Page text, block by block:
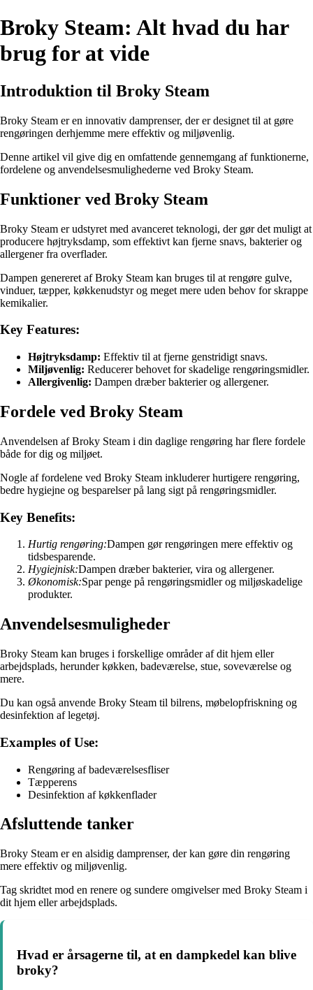
Broky Steam: Alt hvad du har
brug for at vide
Introduktion til Broky Steam
Broky Steam er en innovativ damprenser, der er designet til at gøre
rengøringen derhjemme mere effektiv og miljøvenlig.
Denne artikel vil give dig en omfattende gennemgang af funktionerne,
fordelene og anvendelsesmulighederne ved Broky Steam.
Funktioner ved Broky Steam
Broky Steam er udstyret med avanceret teknologi, der gør det muligt at
producere højtryksdamp, som effektivt kan fjerne snavs, bakterier og
allergener fra overflader.
Dampen genereret af Broky Steam kan bruges til at rengøre gulve,
vinduer, tæpper, køkkenudstyr og meget mere uden behov for skrappe
kemikalier.
Key Features:
Højtryksdamp: Effektiv til at fjerne genstridigt snavs.
Miljøvenlig: Reducerer behovet for skadelige rengøringsmidler.
Allergivenlig: Dampen dræber bakterier og allergener.
Fordele ved Broky Steam
Anvendelsen af Broky Steam i din daglige rengøring har flere fordele
både for dig og miljøet.
Nogle af fordelene ved Broky Steam inkluderer hurtigere rengøring,
bedre hygiejne og besparelser på lang sigt på rengøringsmidler.
Key Benefits:
Hurtig rengøring:Dampen gør rengøringen mere effektiv og
tidsbesparende.
Hygiejnisk:Dampen dræber bakterier, vira og allergener.
Økonomisk:Spar penge på rengøringsmidler og miljøskadelige
produkter.
Anvendelsesmuligheder
Broky Steam kan bruges i forskellige områder af dit hjem eller
arbejdsplads, herunder køkken, badeværelse, stue, soveværelse og
mere.
Du kan også anvende Broky Steam til bilrens, møbelopfriskning og
desinfektion af legetøj.
Examples of Use:
Rengøring af badeværelsesfliser
Tæpperens
Desinfektion af køkkenflader
Afsluttende tanker
Broky Steam er en alsidig damprenser, der kan gøre din rengøring
mere effektiv og miljøvenlig.
Tag skridtet mod en renere og sundere omgivelser med Broky Steam i
dit hjem eller arbejdsplads.
Hvad er årsagerne til, at en dampkedel kan blive
broky?